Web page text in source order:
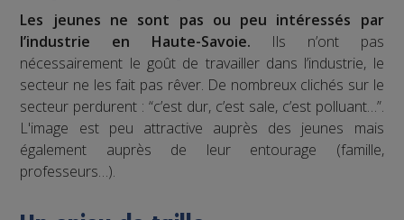
Les jeunes ne sont pas ou peu intéressés par
l’industrie en Haute-Savoie. Ils n’ont pas
nécessairement le goût de travailler dans l’industrie, le
secteur ne les fait pas rêver. De nombreux clichés sur le
secteur perdurent : “c’est dur, c’est sale, c’est polluant…”.
L'image est peu attractive auprès des jeunes mais
également auprès de leur entourage (famille,
professeurs…).